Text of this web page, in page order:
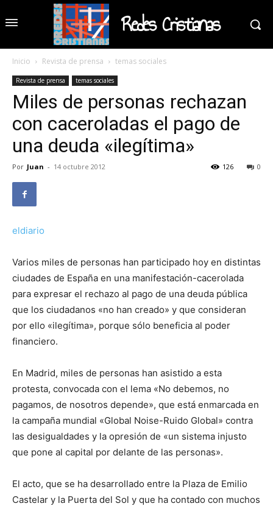
Redes Cristianas
Inicio Revista de prensa temas sociales
Revista de prensa temas sociales
Miles de personas rechazan
con caceroladas el pago de
una deuda «ilegítima»
Por Juan - 14 octubre 2012 0
126
eldiario
Varios miles de personas han participado hoy en distintas
ciudades de España en una manifestación-cacerolada
para expresar el rechazo al pago de una deuda pública
que los ciudadanos «no han creado» y que consideran
por ello «ilegítima», porque sólo beneficia al poder
financiero.
En Madrid, miles de personas han asistido a esta
protesta, convocada con el lema «No debemos, no
pagamos, de nosotros depende», que está enmarcada en
la campaña mundial «Global Noise-Ruido Global» contra
las desigualdades y la opresión de «un sistema injusto
que pone al capital por delante de las personas».
El acto, que se ha desarrollado entre la Plaza de Emilio
Castelar y la Puerta del Sol y que ha contado con muchos